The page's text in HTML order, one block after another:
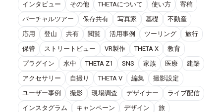
インタビュー
その他 THETAについて 使い方
寄稿
バーチャルツアー
保存共有 写真家 基礎
不動産
応用
登山 共有 閲覧 活用事例 ツーリング
旅行
保管
ストリートビュー VR製作 THETA X
教育
プラグイン
水中 THETA Z1 SNS 家族 医療
建築
アクセサリー
自撮り THETA V 編集
撮影設定
ユーザー事例
撮影 現場調査 デザイナー
ライブ配信
インスタグラム
キャンペーン デザイン
旅